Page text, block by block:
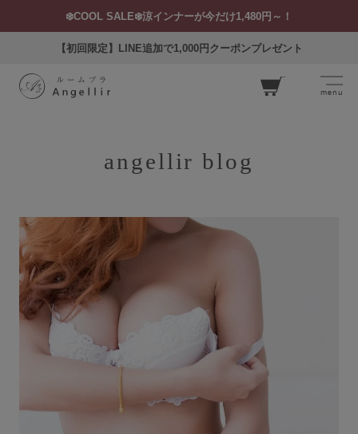
❄️COOL SALE❄️涼インナーが今だけ1,480円～！
【初回限定】LINE追加で1,000円クーポンプレゼント
menu
ログイン お気に入り
SEARCH
angellir blog